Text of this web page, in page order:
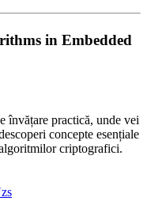
in Embedded
învățare practică, unde vei
concepte esențiale
criptografici.